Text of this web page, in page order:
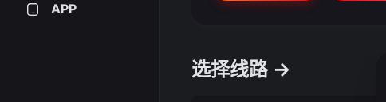
APP
选择线路 →